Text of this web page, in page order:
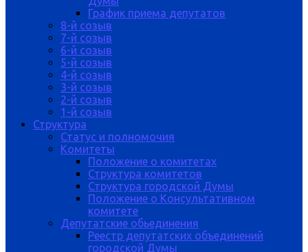
График приема депутатов
8-й созыв
7-й созыв
6-й созыв
5-й созыв
4-й созыв
3-й созыв
2-й созыв
1-й созыв
Структура
Статус и полномочия
Комитеты
Положение о комитетах
Структура комитетов
Структура городской Думы
Положение о Консультативном
комитете
Депутатские обьединения
Реестр депутатских объединений
городской Думы